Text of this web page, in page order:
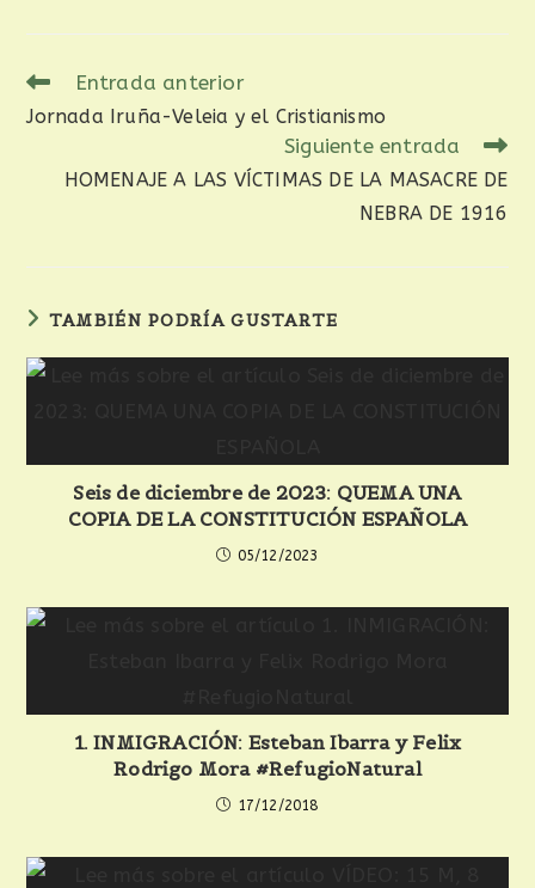
Entrada anterior
Jornada Iruña-Veleia y el Cristianismo
Siguiente entrada
HOMENAJE A LAS VÍCTIMAS DE LA MASACRE DE
NEBRA DE 1916
TAMBIÉN PODRÍA GUSTARTE
Seis de diciembre de 2023: QUEMA UNA
COPIA DE LA CONSTITUCIÓN ESPAÑOLA
05/12/2023
1. INMIGRACIÓN: Esteban Ibarra y Felix
Rodrigo Mora #RefugioNatural
17/12/2018